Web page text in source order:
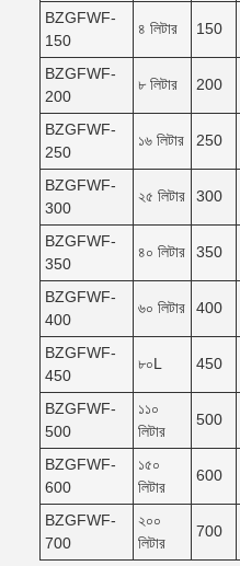
BZGFWF-
150
৪ লিটার 150
BZGFWF-
200
৮ লিটার 200
BZGFWF-
250
১৬ লিটার 250
BZGFWF-
300
২৫ লিটার 300
BZGFWF-
350
৪০ লিটার 350
BZGFWF-
400
৬০ লিটার 400
BZGFWF-
450
৮০L 450
BZGFWF-
500
১১০
লিটার
500
BZGFWF-
600
১৫০
লিটার
600
BZGFWF-
700
২০০
লিটার
700